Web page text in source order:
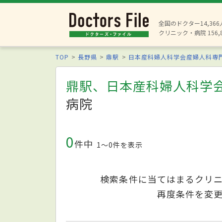
全国のドクター14,366
クリニック・病院
TOP 長野県 鼎駅 日本産科婦人科学会産婦人科専
鼎駅、日本産科婦人科学
病院
0件中 1〜0件を表示
検索条件に当てはまるクリ
再度条件を変